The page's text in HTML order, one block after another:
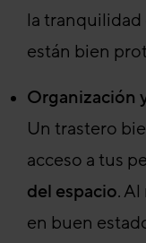
la tranquilidad
están bien
Organización
Un trastero
acceso a tus
del espacio.
en buen